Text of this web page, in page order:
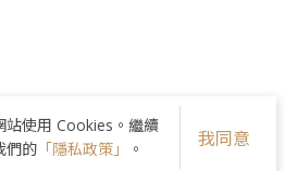
站使用 Cookies。繼續
們的 「隱私政策」 。 我同意